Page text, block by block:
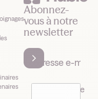
Abonnez-
vous à notre
newsletter
J’accepte de